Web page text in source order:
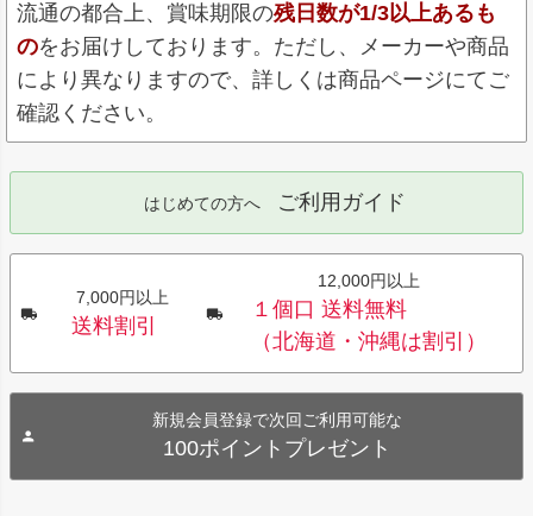
流通の都合上、賞味期限の残日数が1/3以上あるも
のをお届けしております。ただし、メーカーや商品
により異なりますので、詳しくは商品ページにてご
確認ください。
はじめての方へ ご利用ガイド
7,000円以上
送料割引
12,000円以上
１個口 送料無料
（北海道・沖縄は割引）
新規会員登録で次回ご利用可能な
100ポイントプレゼント